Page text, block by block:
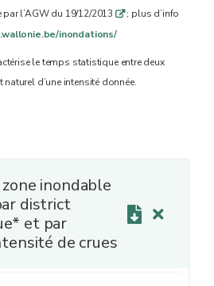
l’AGW du 19/12/2013 q; plus d’info
inondations/
le temps statistique entre deux
naturel d’une intensité donnée.
inondable
district
et par
de crues